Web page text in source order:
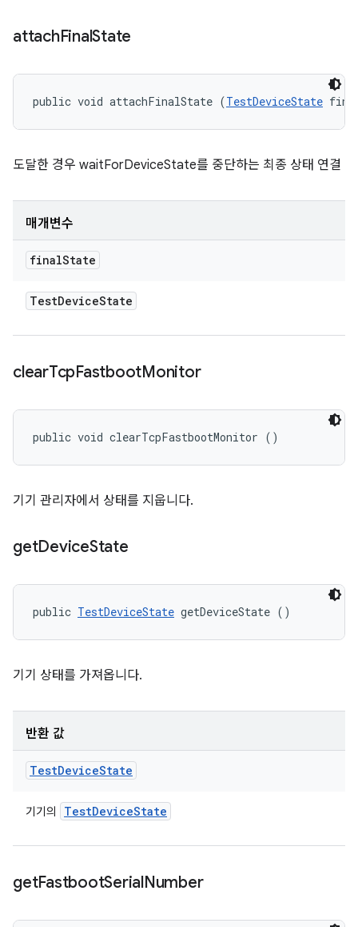
attachFinalState
public void attachFinalState (TestDeviceState
도달한 경우 waitForDeviceState를 중단하는 최종 상태 연결
매개변수
finalState
TestDeviceState
clearTcpFastbootMonitor
public void clearTcpFastbootMonitor ()
기기 관리자에서 상태를 지웁니다.
getDeviceState
public TestDeviceState getDeviceState ()
기기 상태를 가져옵니다.
반환 값
TestDeviceState
기기의 TestDeviceState
getFastbootSerialNumber